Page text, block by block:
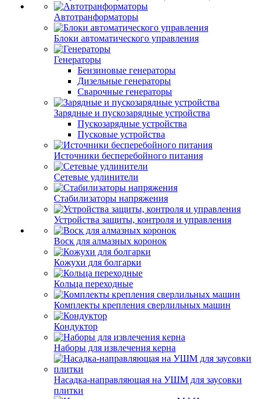
Автотранформаторы
Блоки автоматического управления
Генераторы
Бензиновые генераторы
Дизельные генераторы
Сварочные генераторы
Зарядные и пускозарядные устройства
Пускозарядные устройства
Пусковые устройства
Источники бесперебойного питания
Сетевые удлинители
Стабилизаторы напряжения
Устройства защиты, контроля и управления
Воск для алмазных коронок
Кожухи для болгарки
Кольца переходные
Комплекты крепления сверлильных машин
Кондуктор
Наборы для извлечения керна
Насадка-направляющая на УШМ для заусовки
плитки